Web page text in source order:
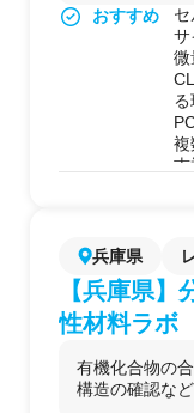
おすすめ
サ
微
る
複
吉
ウ
微
兵庫県
【兵庫県
性材料ラボ
有機化合物の
構造の確認な